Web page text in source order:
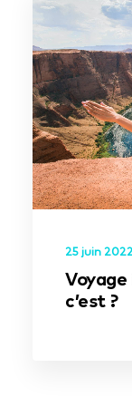
25 juin
Voyage
c’est ?